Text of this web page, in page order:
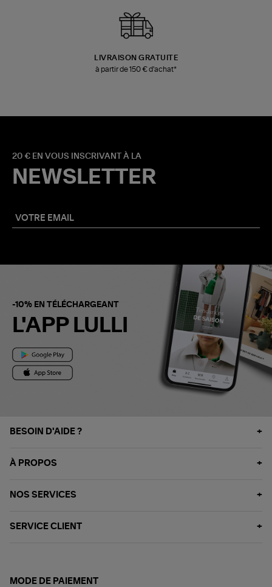
LIVRAISON GRATUITE
à partir de 150 € d'achat*
20 € EN VOUS INSCRIVANT À LA
NEWSLETTER
-10% EN TÉLÉCHARGEANT
L'APP LULLI
BESOIN D'AIDE ?
À PROPOS
NOS SERVICES
SERVICE CLIENT
MODE DE PAIEMENT